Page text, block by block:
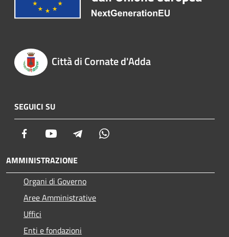
Città di Cornate d'Adda
SEGUICI SU
Facebook Youtube Telegram
AMMINISTRAZIONE
Organi di Governo
Aree Amministrative
Uffici
Enti e fondazioni